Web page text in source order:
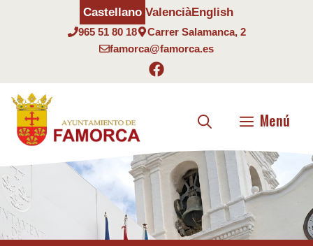
965 51 80 18
Carrer Salamanca, 2
famorca@famorca.es
Castellano ValenciàEnglish
Menú